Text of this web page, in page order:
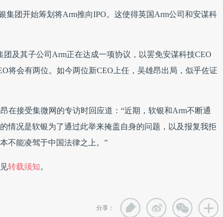
集团开始筹划将Arm推向IPO。这使得英国Arm公司和安谋科
及其子公司Arm正在达成一项协议，以罢免安谋科技CEO
将会有两位。如今两位新CEO上任，吴雄昂出局，似乎佐证
在接受集微网的专访时回应道：“近期，软银和Arm不断通
情况是软银为了通过此举来掩盖自身的问题，以及报复我拒
不能凌驾于中国法律之上。”
转载须知。
分享：